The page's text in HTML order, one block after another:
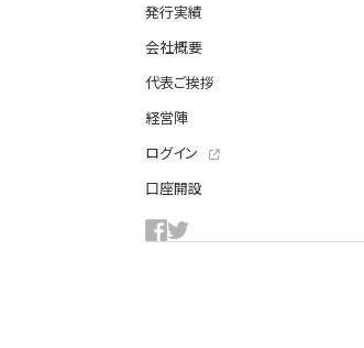
発行実績
会社概要
代表ご挨拶
経営陣
ログイン
口座開設